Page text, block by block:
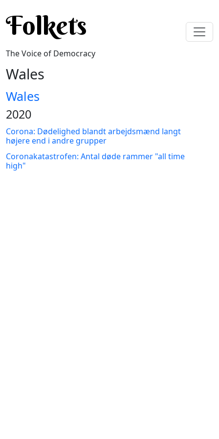
Folkets
The Voice of Democracy
Wales
Wales
2020
Corona: Dødelighed blandt arbejdsmænd langt
højere end i andre grupper
Coronakatastrofen: Antal døde rammer "all time
high"